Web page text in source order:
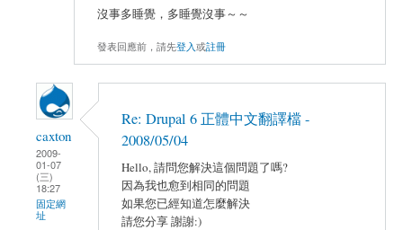
沒事多睡覺，多睡覺沒事～～
發表回應前，請先登入或註冊
caxton
2009-
01-07
(三)
18:27
固定網
址
Re: Drupal 6 正體中文翻譯檔 -
2008/05/04
Hello, 請問您解決這個問題了嗎?
因為我也愈到相同的問題
如果您已經知道怎麼解決
請您分享 謝謝:)